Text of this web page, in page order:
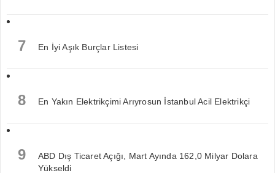
7 En İyi Aşık Burçlar Listesi
8 En Yakın Elektrikçimi Arıyrosun İstanbul Acil Elektrikçi
9
ABD Dış Ticaret Açığı, Mart Ayında 162,0 Milyar Dolara
Yükseldi